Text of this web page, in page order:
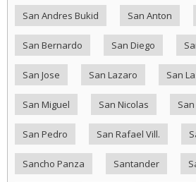
San Andres Bukid San Anton
San Bernardo San Diego
San Jose San Lazaro San
San Miguel San Nicolas
San Pedro San Rafael Vill.
Sancho Panza Santander